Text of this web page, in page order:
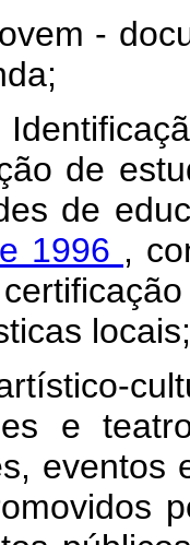
-
de
de
1996 ,
locais;
e
eventos